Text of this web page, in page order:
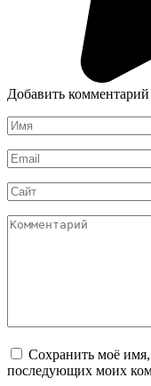
Добавить комментарий
Имя
*
Email
*
Сайт
Комментарий
Сохранить моё имя,
последующих моих